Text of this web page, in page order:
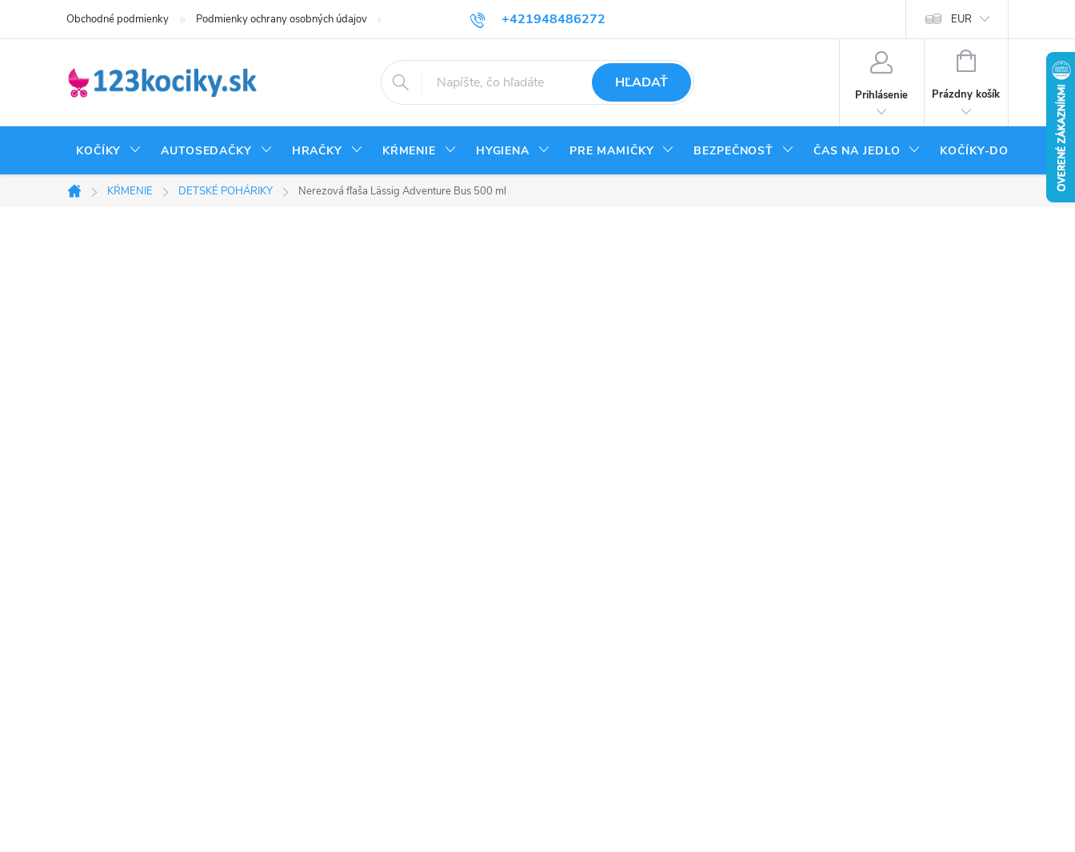
+421948486272
Obchodné podmienky Podmienky ochrany osobných údajov Reklamačný poriadok Kontakty Odstúpenie od zmluvy - vrátenie tovaru EUR
HĽADAŤ
Prihlásenie
NÁKUPNÝ
Prázdny košík
KOČÍKY AUTOSEDAČKY HRAČKY KŔMENIE HYGIENA PRE MAMIČKY BEZPEČNOSŤ ČAS NA JEDLO KOČÍKY-DOPLNKY
Domov
KŔMENIE DETSKÉ POHÁRIKY Nerezová fľaša Lässig Adventure Bus 500 ml